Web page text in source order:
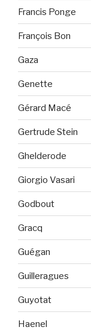
Francis Ponge
François Bon
Gaza
Genette
Gérard Macé
Gertrude Stein
Ghelderode
Giorgio Vasari
Godbout
Gracq
Guégan
Guilleragues
Guyotat
Haenel